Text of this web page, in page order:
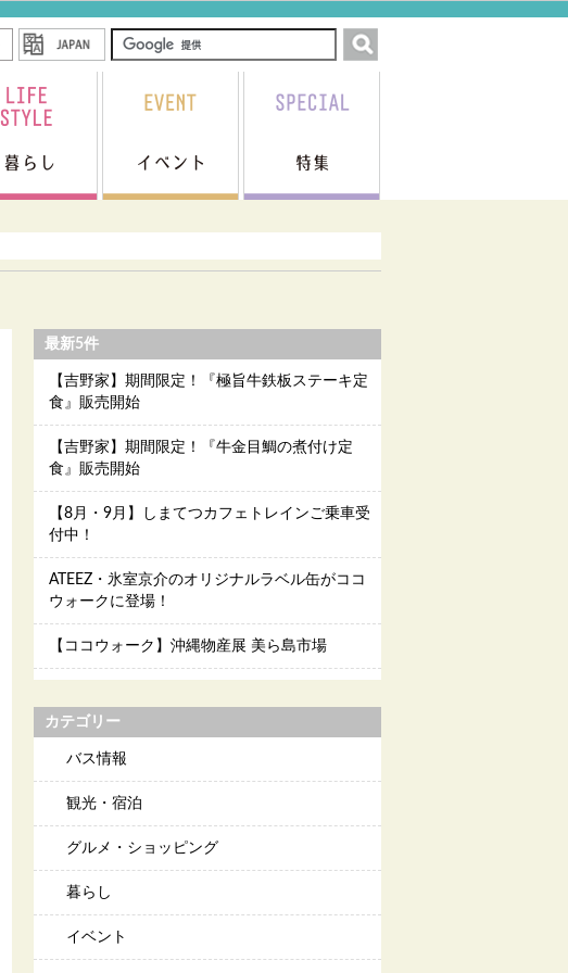
最新5件
【吉野家】期間限定！『極旨牛鉄板ステーキ定
食』販売開始
【吉野家】期間限定！『牛金目鯛の煮付け定
食』販売開始
【8月・9月】しまてつカフェトレインご乗車受
付中！
ATEEZ・氷室京介のオリジナルラベル缶がココ
ウォークに登場！
【ココウォーク】沖縄物産展 美ら島市場
カテゴリー
バス情報
観光・宿泊
グルメ・ショッピング
暮らし
イベント